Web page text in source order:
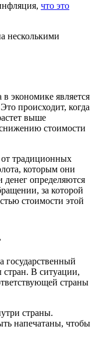
что это
несколькими
экономике является
происходит, когда
выше
стоимости
традиционных
которым они
определяются
за которой
стоимости этой
государственный
стран. В ситуации,
страны
страны.
напечатаны, чтобы